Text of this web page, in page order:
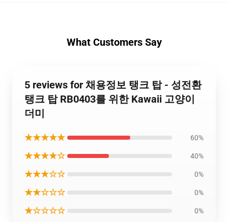
What Customers Say
5 reviews for 채용정보 탱크 탑 - 성전환
탱크 탑 RB0403를 위한 Kawaii 고양이
더미
★★★★★ 60%
★★★★☆ 40%
★★★☆☆ 0%
★★☆☆☆ 0%
★☆☆☆☆ 0%